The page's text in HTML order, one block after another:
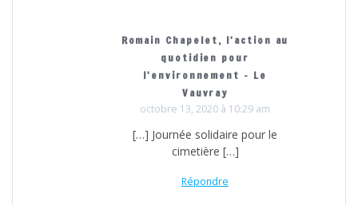
Romain Chapelet, l'action au
quotidien pour
l'environnement - Le
Vauvray
octobre 13, 2020 à 10:29 am
[…] Journée solidaire pour le
cimetière […]
Répondre